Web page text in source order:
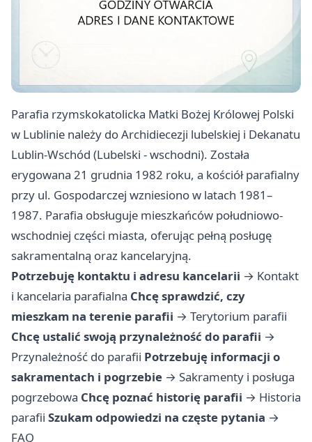
Parafia rzymskokatolicka Matki Bożej Królowej Polski
w Lublinie należy do Archidiecezji lubelskiej i Dekanatu
Lublin-Wschód (Lubelski - wschodni). Została
erygowana 21 grudnia 1982 roku, a kościół parafialny
przy ul. Gospodarczej wzniesiono w latach 1981–
1987. Parafia obsługuje mieszkańców południowo-
wschodniej części miasta, oferując pełną posługę
sakramentalną oraz kancelaryjną.
Potrzebuję kontaktu i adresu kancelarii → Kontakt
i kancelaria parafialna Chcę sprawdzić, czy
mieszkam na terenie parafii → Terytorium parafii
Chcę ustalić swoją przynależność do parafii →
Przynależność do parafii Potrzebuję informacji o
sakramentach i pogrzebie → Sakramenty i posługa
pogrzebowa Chcę poznać historię parafii → Historia
parafii Szukam odpowiedzi na częste pytania →
FAQ